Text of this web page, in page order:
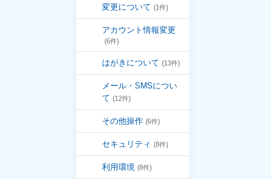
変更について (1件)
アカウント情報変更
(6件)
はがきについて (13件)
メール・SMSについ
て (12件)
その他操作 (6件)
セキュリティ (8件)
利用環境 (8件)